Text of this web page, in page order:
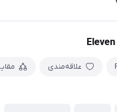
علاقه‌مندی